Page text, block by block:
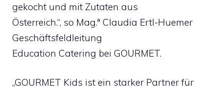
gekocht und mit Zutaten aus
Österreich.“, so Mag.ª Claudia Ertl-Huemer
Geschäftsfeldleitung
Education Catering bei GOURMET.
„GOURMET Kids ist ein starker Partner für